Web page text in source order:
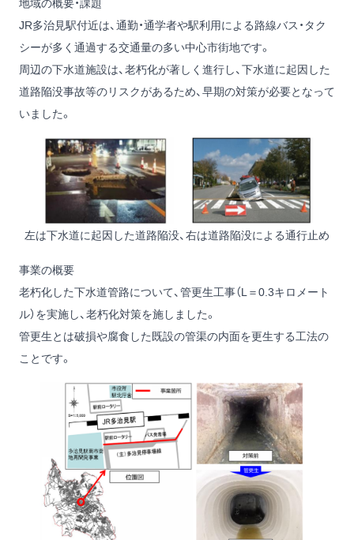
地域の概要・課題
JR多治見駅付近は、通勤・通学者や駅利用による路線バス・タク
シーが多く通過する交通量の多い中心市街地です。
周辺の下水道施設は、老朽化が著しく進行し、下水道に起因した
道路陥没事故等のリスクがあるため、早期の対策が必要となって
いました。
左は下水道に起因した道路陥没、右は道路陥没による通行止め
事業の概要
老朽化した下水道管路について、管更生工事（L＝0.3キロメート
ル）を実施し、老朽化対策を施しました。
管更生とは破損や腐食した既設の管渠の内面を更生する工法の
ことです。